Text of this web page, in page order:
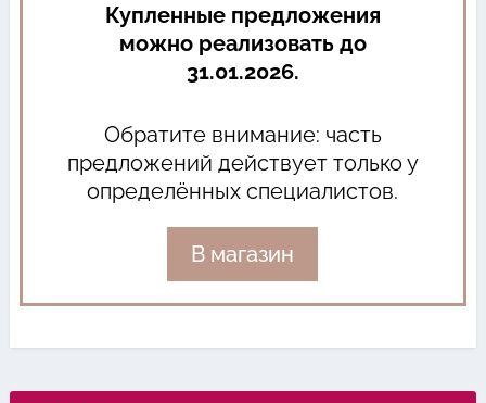
Купленные предложения
можно реализовать до
31.01.2026.
Обратите внимание: часть
предложений действует только у
определённых специалистов.
В магазин